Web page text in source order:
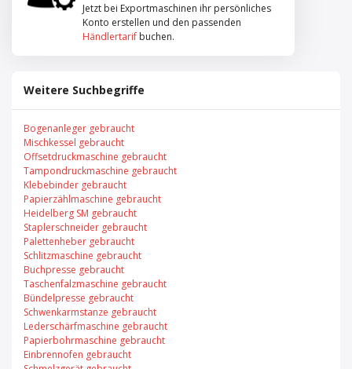
Jetzt bei Exportmaschinen ihr persönliches
Konto erstellen und den passenden
Händlertarif buchen.
Weitere Suchbegriffe
Bogenanleger gebraucht
Mischkessel gebraucht
Offsetdruckmaschine gebraucht
Tampondruckmaschine gebraucht
Klebebinder gebraucht
Papierzählmaschine gebraucht
Heidelberg SM gebraucht
Staplerschneider gebraucht
Palettenheber gebraucht
Schlitzmaschine gebraucht
Buchpresse gebraucht
Taschenfalzmaschine gebraucht
Bündelpresse gebraucht
Schwenkarmstanze gebraucht
Lederschärfmaschine gebraucht
Papierbohrmaschine gebraucht
Einbrennofen gebraucht